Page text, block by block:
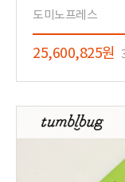
도미노프레스
25,600,825원